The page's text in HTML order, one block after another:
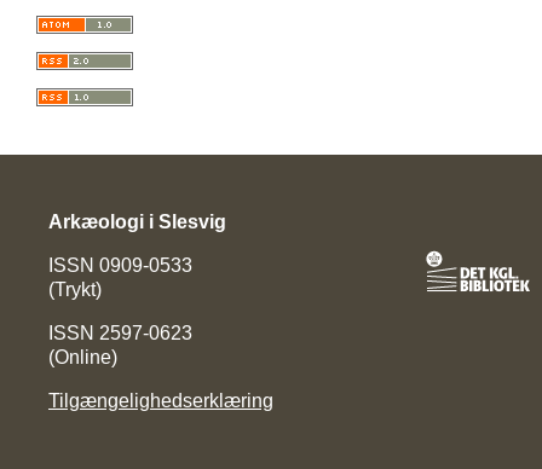
Arkæologi i Slesvig
ISSN 0909-0533
(Trykt)
ISSN 2597-0623
(Online)
Tilgængelighedserklæring